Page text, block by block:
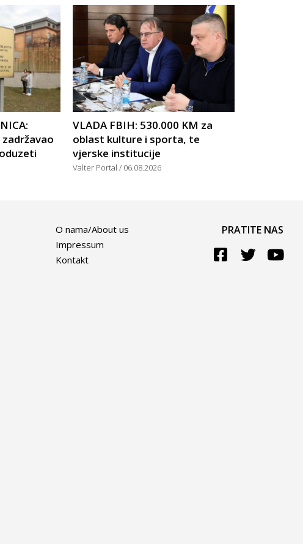
VLADA FBIH: 530.000 KM za
oblast kulture i sporta, te
vjerske institucije
Valter Portal 06.08.2026
O nama/About us
Impressum
Kontakt
PRATITE NAS